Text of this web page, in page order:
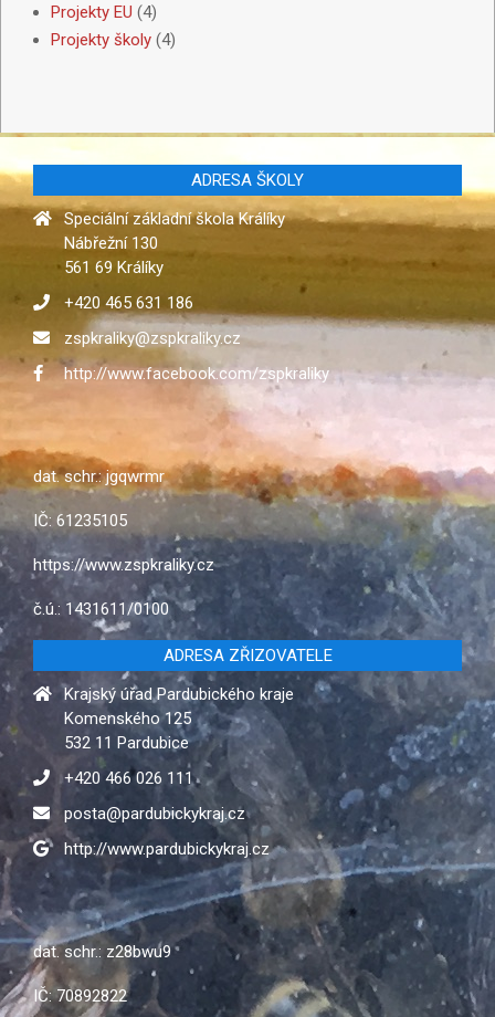
Projekty EU (4)
Projekty školy (4)
ADRESA ŠKOLY
Speciální základní škola Králíky
Nábřežní 130
561 69 Králíky
+420 465 631 186
zspkraliky@zspkraliky.cz
http://www.facebook.com/zspkraliky
dat. schr.: jgqwrmr
IČ: 61235105
https://www.zspkraliky.cz
č.ú.: 1431611/0100
ADRESA ZŘIZOVATELE
Krajský úřad Pardubického kraje
Komenského 125
532 11 Pardubice
+420 466 026 111
posta@pardubickykraj.cz
http://www.pardubickykraj.cz
dat. schr.: z28bwu9
IČ: 70892822